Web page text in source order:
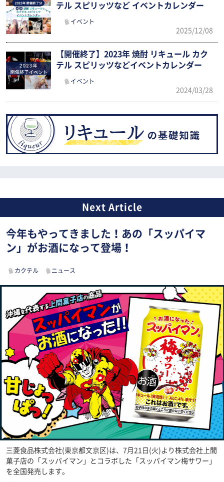
テル スピリッツなど イベントカレンダー
イベント
2025/12/08
【開催終了】2023年 焼酎 リキュール カク
テル スピリッツなどイベントカレンダー
イベント
2024/03/28
今年もやってきました！あの「スッパイマ
ン」がお酒になって登場！
カクテル ニュース
三菱食品株式会社(東京都文京区)は、7月21日(火)より株式会社上間
菓子店の「スッパイマン」とコラボした「スッパイマン梅サワー」
を全国発売します。